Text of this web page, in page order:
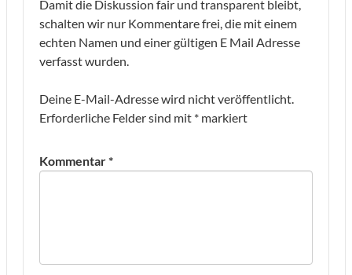
Damit die Diskussion fair und transparent bleibt,
schalten wir nur Kommentare frei, die mit einem
echten Namen und einer gültigen E Mail Adresse
verfasst wurden.
Deine E-Mail-Adresse wird nicht veröffentlicht.
Erforderliche Felder sind mit * markiert
Kommentar*